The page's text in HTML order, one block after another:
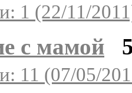
1 (22/11/
с мамой
11 (07/05/